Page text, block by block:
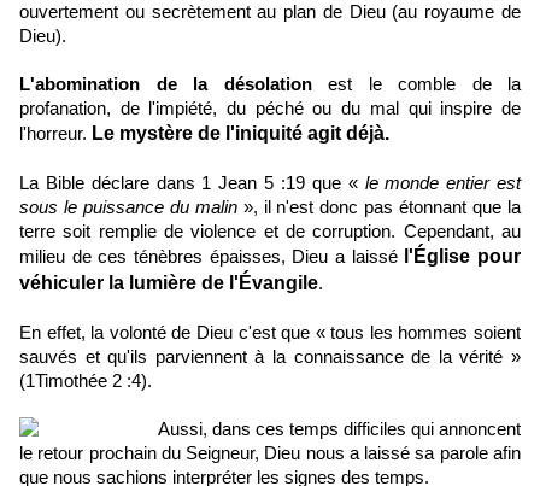
ouvertement ou secrètement au plan de Dieu (au royaume de
Dieu).
L'abomination de la désolation
est le comble de la
profanation, de l'impiété, du péché ou du mal qui inspire de
l'horreur. Le mystère de l'iniquité agit déjà.
La Bible déclare dans 1 Jean 5 :19 que « le monde entier est
sous le puissance du malin», il n'est donc pas étonnant que la
terre soit remplie de violence et de corruption. Cependant, au
milieu de ces ténèbres épaisses, Dieu a laissé l'Église pour
véhiculer la lumière de l'Évangile.
En effet, la volonté de Dieu c'est que « tous les hommes soient
sauvés et qu'ils parviennent à la connaissance de la vérité »
(1Timothée 2 :4).
Aussi, dans ces temps difficiles qui annoncent
le retour prochain du Seigneur, Dieu nous a laissé sa parole afin
que nous sachions interpréter les signes des temps.